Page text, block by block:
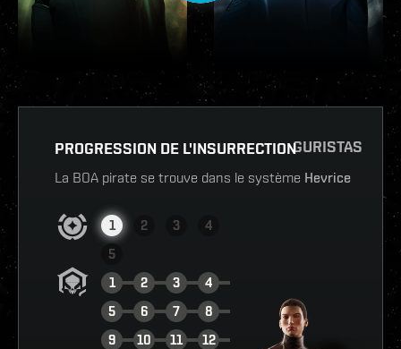
PROGRESSION DE L'INSURRECTION
La BOA pirate se trouve dans le système Hevrice
1 2 3
4
5
1
2 3
4
5
6 7
8
9
10 11
12
GURISTAS